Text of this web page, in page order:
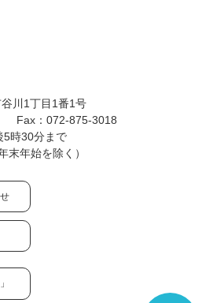
川1丁目1番1号
Fax：072-875-3018
5時30分まで
末年始を除く）